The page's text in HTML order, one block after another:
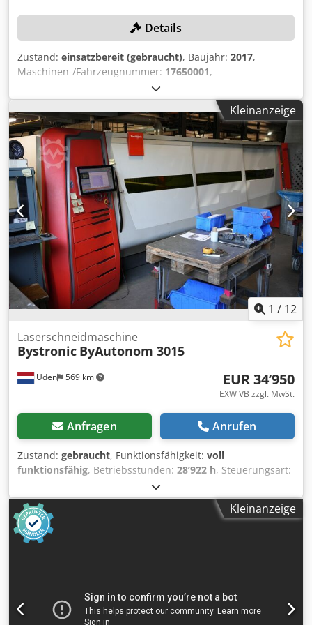
2680 x 2200 mm - Leistung vom Motor: 15 kW - Gewicht der
Details
Zustand: einsatzbereit (gebraucht), Baujahr: 2017,
Maschinen-/Fahrzeugnummer: 17650001,
voll funktionsfähig
(46.23 PS), Presskraft:250 t, Hub:400 mm, Ausladung:250
mm, Arbeitsbreite:3’100 mm, TECHNISCHE DETAILS
Anzahl Achsen: 8 Presskraft: 250 t Max. Arbeitsbreite:
3.100 mm Ständerabstand: 3.200 mm Ausladung: 250 mm
Hinteranschlagtiefe: 750 mm Max. Hub: 400 mm
MASCHINEN-DETAILS Steuerung: Bystronic ByVision
Leistung: 34,0 kW Abmessungen & Gewicht Abmessungen
(L x B x H): 4.850 x 2.390 x 3.340 mm Gewicht: 20.500 kg
Transportpakete: 3 AUSSTATTUNG Bombiersystem: CNC-
gesteuert Dsdpfx Aszk Dv Isiwjkr Stempelhalter:
Hydraulisch Werkzeughaltertyp: WILA-standard Werkzeuge
einschließlich Dokumentation CE-Kennzeichnung und -
Zertifikat Zustzlicher Fingeranschlag Hubhilfe Fingerschutz
Offline-Software
Kleinanzeige
1 / 12
Uden 569 km
Laserschneidmaschine
Bystronic ByAutonom 3015
EUR 34’950
EXW VB zzgl. MwSt.
Anfragen Anrufen
Zustand: gebraucht, Funktionsfähigkeit: voll
funktionsfähig, Betriebsstunden: 28’922 h, Steuerungsart:
, Automatisierungsgrad:
Betätigungsart:elektrisch, Steuerungshersteller:
Bystronic
, Lasertyp:
Faserlaser
Laserstunden:
mm
, Tischlänge:3’000 mm, Tischbreite:1’500 mm
Arbeitslänge:
3’000 mm, Arbeitsbreite:1’500 mm,
Kleinanzeige